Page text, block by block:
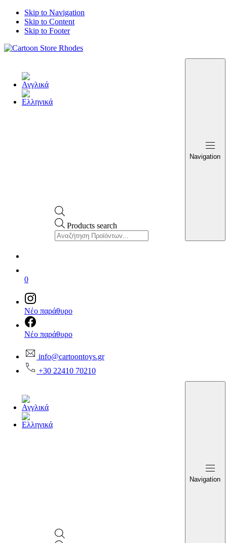
Skip to Navigation
Skip to Content
Skip to Footer
Products search
Navigation
0
Νέο παράθυρο
Νέο παράθυρο
info@cartoontoys.gr
+30 22410 70210
Navigation